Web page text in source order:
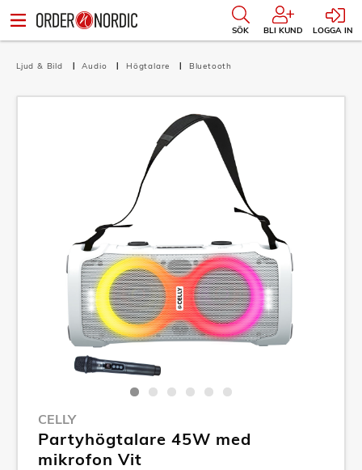
SÖK BLI KUND LOGGA IN
Ljud & Bild Audio Högtalare Bluetooth
CELLY
Partyhögtalare 45W med
mikrofon Vit